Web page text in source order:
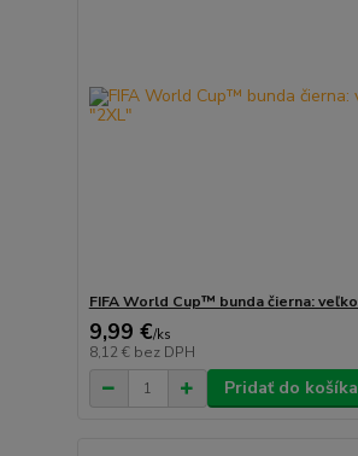
FIFA World Cup™ bunda čierna:
9,99 €/ks
8,12 € bez DPH
Pridať do košíka